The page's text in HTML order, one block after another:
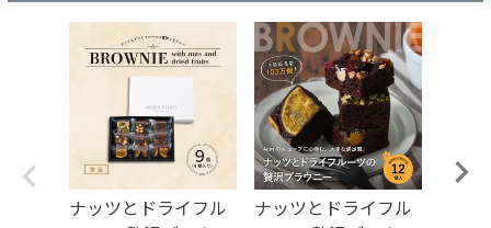
ナッツとドライフル
ナッツとドライフル